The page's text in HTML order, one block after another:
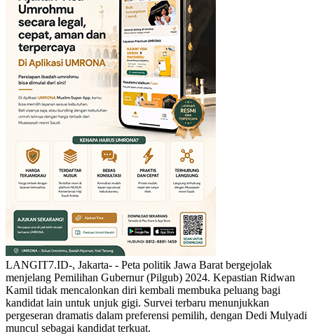
LANGIT7.ID-, Jakarta- - Peta politik Jawa Barat bergejolak
menjelang Pemilihan Gubernur (Pilgub) 2024. Kepastian Ridwan
Kamil tidak mencalonkan diri kembali membuka peluang bagi
kandidat lain untuk unjuk gigi. Survei terbaru menunjukkan
pergeseran dramatis dalam preferensi pemilih, dengan Dedi Mulyadi
muncul sebagai kandidat terkuat.